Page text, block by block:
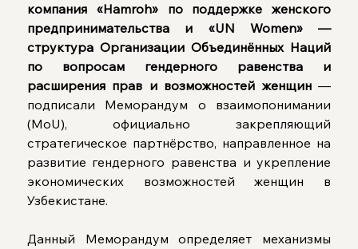
компания «Hamroh» по поддержке женского
предпринимательства и «UN Women» —
структура Организации Объединённых Наций
по вопросам гендерного равенства и
расширения прав и возможностей женщин —
подписали Меморандум о взаимопонимании
(MoU), официально закрепляющий
стратегическое партнёрство, направленное на
развитие гендерного равенства и укрепление
экономических возможностей женщин в
Узбекистане.
Данный Меморандум определяет механизмы